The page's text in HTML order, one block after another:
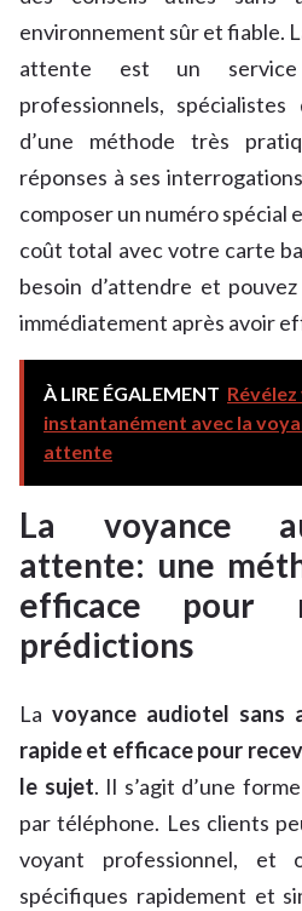
environnement sûr et fiable.
attente est un
professionnels,
d’une méthode très
réponses à ses
composer un numéro spécial
coût total avec votre carte
besoin d’attendre et
immédiatement après avoir
À LIRE ÉGALEMENT
instantanément avec la
attente
La voyance
attente: une
efficace pour
prédictions
La voyance audiotel sans
rapide et efficace pour
le sujet. Il s’agit d’une
par téléphone. Les clients
voyant professionnel, et
spécifiques rapidement et